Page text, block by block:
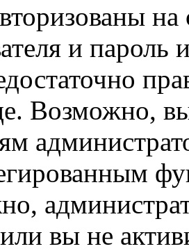
на
и пароль
Возможно,
вы не